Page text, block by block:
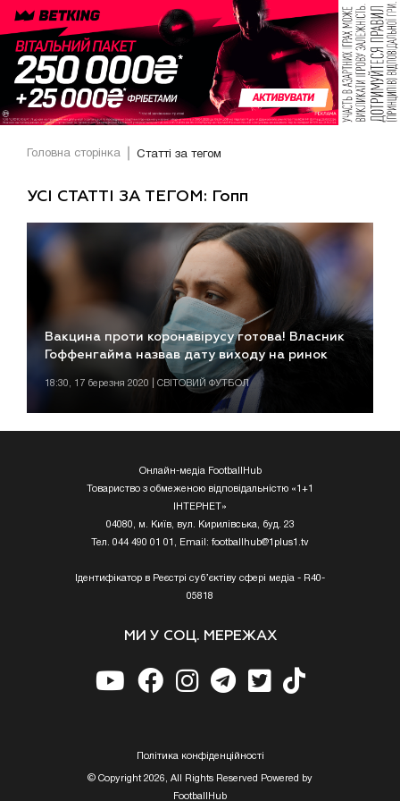
Головна сторінка Статті за тегом
УСІ СТАТТІ ЗА ТЕГОМ: Гопп
Вакцина проти коронавірусу готова! Власник
Гоффенгайма назвав дату виходу на ринок
18:30, 17 березня 2020 | СВІТОВИЙ ФУТБОЛ
Онлайн-медіа FootballHub
Товариство з обмеженою відповідальністю «1+1
ІНТЕРНЕТ»
04080, м. Київ, вул. Кирилівська, буд. 23
Тел. 044 490 01 01, Email: footballhub@1plus1.tv
Ідентифікатор в Реєстрі суб’єктіву сфері медіа - R40-
05818
МИ У СОЦ. МЕРЕЖАХ
Полiтика конфiденцiйностi
© Copyright 2026, All Rights Reserved Powered by
FootballHub